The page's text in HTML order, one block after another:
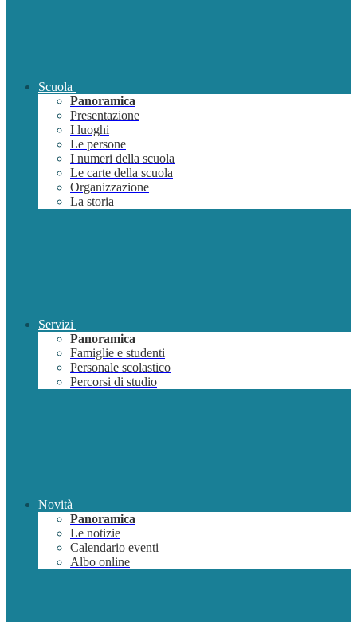
Scuola
Panoramica
Presentazione
I luoghi
Le persone
I numeri della scuola
Le carte della scuola
Organizzazione
La storia
Servizi
Panoramica
Famiglie e studenti
Personale scolastico
Percorsi di studio
Novità
Panoramica
Le notizie
Calendario eventi
Albo online